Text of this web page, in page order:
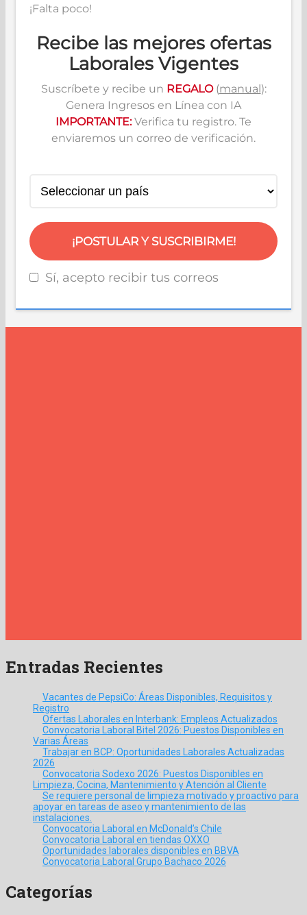
Entradas Recientes
Vacantes de PepsiCo: Áreas Disponibles, Requisitos y
Registro
Ofertas Laborales en Interbank: Empleos Actualizados
Convocatoria Laboral Bitel 2026: Puestos Disponibles en
Varias Áreas
Trabajar en BCP: Oportunidades Laborales Actualizadas
2026
Convocatoria Sodexo 2026: Puestos Disponibles en
Limpieza, Cocina, Mantenimiento y Atención al Cliente
Se requiere personal de limpieza motivado y proactivo para
apoyar en tareas de aseo y mantenimiento de las
instalaciones.
Convocatoria Laboral en McDonald’s Chile
Convocatoria Laboral en tiendas OXXO
Oportunidades laborales disponibles en BBVA
Convocatoria Laboral Grupo Bachaco 2026
Categorías